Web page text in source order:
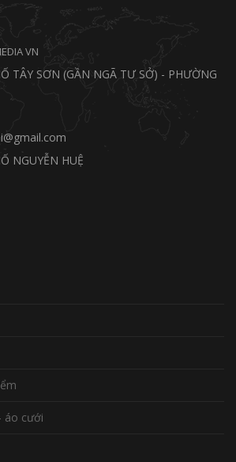
VN
TÂY SƠN (GẦN NGÃ TƯ SỞ) - PHƯỜNG
NGUYỄN HUỆ
áo cưới